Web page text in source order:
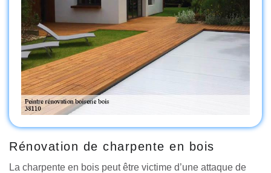
Rénovation de charpente en bois
La charpente en bois peut être victime d’une attaque de